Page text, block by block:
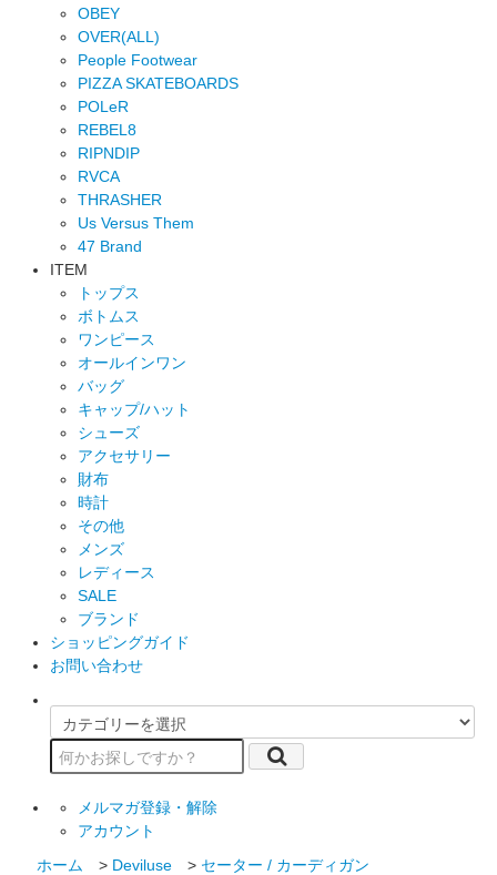
OBEY
OVER(ALL)
People Footwear
PIZZA SKATEBOARDS
POLeR
REBEL8
RIPNDIP
RVCA
THRASHER
Us Versus Them
47 Brand
ITEM
トップス
ボトムス
ワンピース
オールインワン
バッグ
キャップ/ハット
シューズ
アクセサリー
財布
時計
その他
メンズ
レディース
SALE
ブランド
ショッピングガイド
お問い合わせ
メルマガ登録・解除
アカウント
ホーム
> Deviluse > セーター / カーディガン